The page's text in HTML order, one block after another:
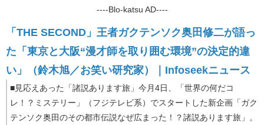
----Blo-katsu AD----
「THE SECOND」王者ガクテンソク奥田修二が語っ
た「東京と大阪“漫才師を取り囲む環境”の決定的違
い」（鈴木旭／お笑い研究家）｜Infoseekニュース
■見応えあった「諸説あります旅」今月4日、「世界の何だコ
レ！？ミステリー」（フジテレビ系）でスタートした新企画「ガク
テンソク奥田のその都市伝説なぜ広まった！？諸説あります旅」。